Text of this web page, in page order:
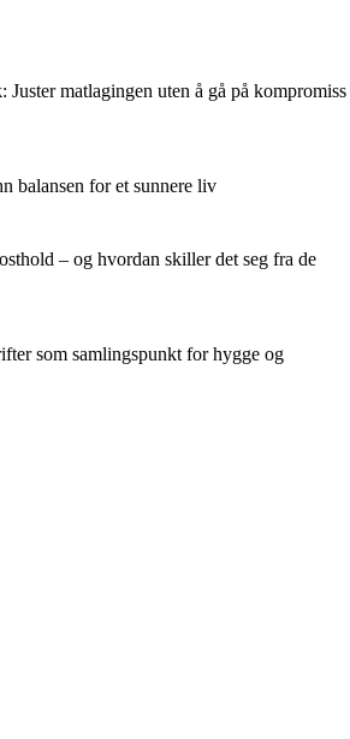
Juster matlagingen uten å gå på kompromiss
balansen for et sunnere liv
– og hvordan skiller det seg fra de
som samlingspunkt for hygge og